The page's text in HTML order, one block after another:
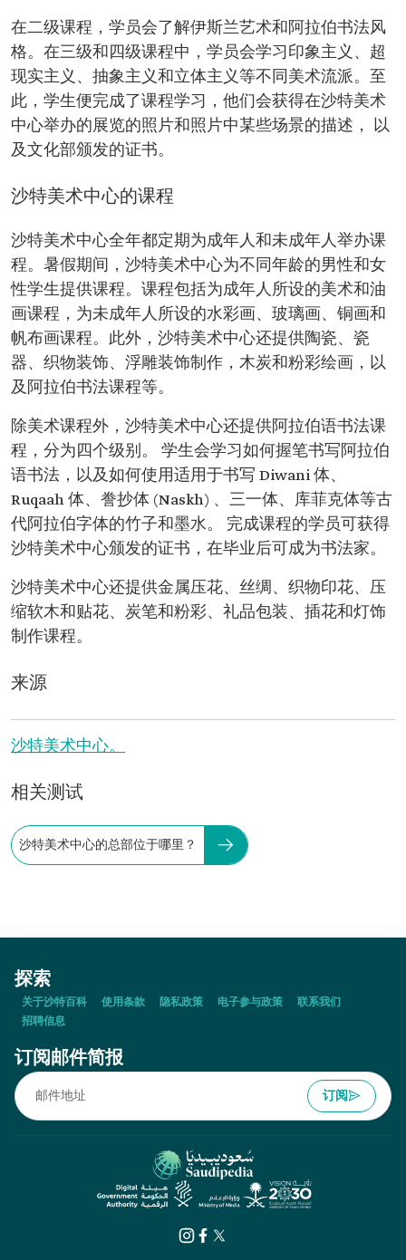
在二级课程，学员会了解伊斯兰艺术和阿拉伯书法风
格。在三级和四级课程中，学员会学习印象主义、超
现实主义、抽象主义和立体主义等不同美术流派。至
此，学生便完成了课程学习，他们会获得在沙特美术
中心举办的展览的照片和照片中某些场景的描述， 以
及文化部颁发的证书。
沙特美术中心的课程
沙特美术中心全年都定期为成年人和未成年人举办课
程。暑假期间，沙特美术中心为不同年龄的男性和女
性学生提供课程。课程包括为成年人所设的美术和油
画课程，为未成年人所设的水彩画、玻璃画、铜画和
帆布画课程。此外，沙特美术中心还提供陶瓷、瓷
器、织物装饰、浮雕装饰制作，木炭和粉彩绘画，以
及阿拉伯书法课程等。
除美术课程外，沙特美术中心还提供阿拉伯语书法课
程，分为四个级别。 学生会学习如何握笔书写阿拉伯
语书法，以及如何使用适用于书写 Diwani 体、
Ruqaah 体、誊抄体 (Naskh) 、三一体、库菲克体等古
代阿拉伯字体的竹子和墨水。 完成课程的学员可获得
沙特美术中心颁发的证书，在毕业后可成为书法家。
沙特美术中心还提供金属压花、丝绸、织物印花、压
缩软木和贴花、炭笔和粉彩、礼品包装、插花和灯饰
制作课程。
来源
沙特美术中心。
相关测试
沙特美术中心的总部位于哪里？
探索
关于沙特百科 使用条款 隐私政策 电子参与政策
联系我们
招聘信息
订阅邮件简报
订阅